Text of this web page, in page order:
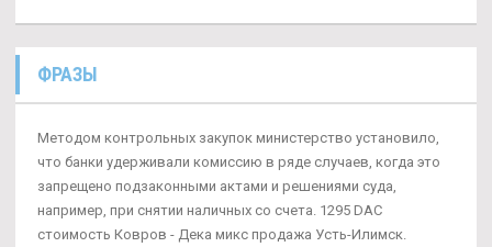
ФРАЗЫ
Методом контрольных закупок министерство установило,
что банки удерживали комиссию в ряде случаев, когда это
запрещено подзаконными актами и решениями суда,
например, при снятии наличных со счета. 1295 DAC
стоимость Ковров - Дека микс продажа Усть-Илимск.